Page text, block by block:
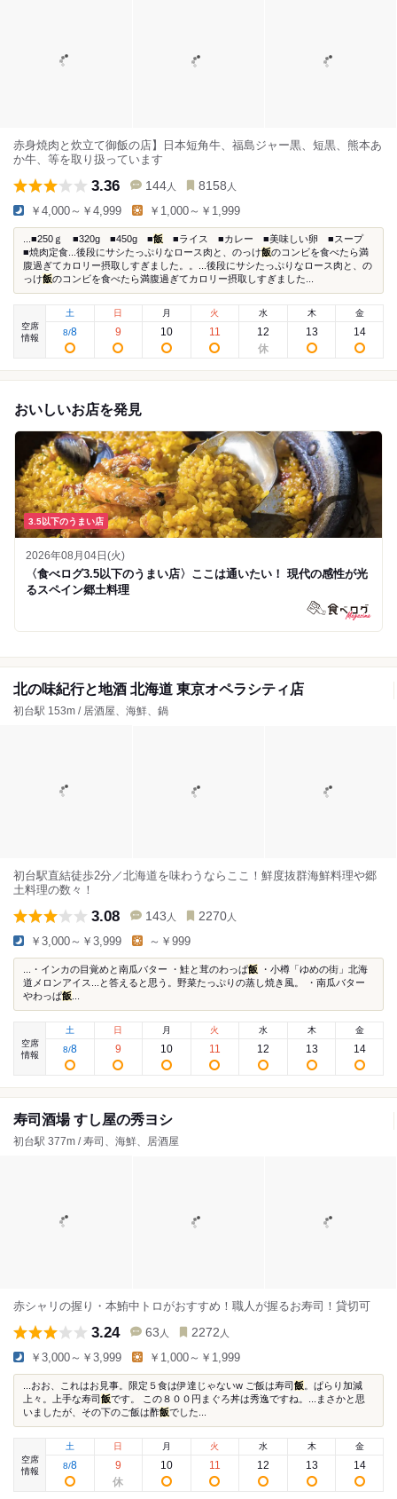
赤身焼肉と炊立て御飯の店】日本短角牛、福島ジャー黒、短黒、熊本あ
か牛、等を取り扱っています
3.36 144 人 8158 人
￥4,000～￥4,999 ￥1,000～￥1,999
...■250ｇ ■320g ■450g ■飯 ■ライス ■カレー ■美味しい卵 ■スープ
■焼肉定食...後段にサシたっぷりなロース肉と、のっけ飯のコンビを食べたら満
腹過ぎてカロリー摂取しすぎました。。...後段にサシたっぷりなロース肉と、の
っけ飯のコンビを食べたら満腹過ぎてカロリー摂取しすぎました...
空席
情報
土
8/8
日
9
月
10
火
11
水
12
木
13
金
14
おいしいお店を発見
3.5以下のうまい店
2026年08月04日(火)
〈食べログ3.5以下のうまい店〉ここは通いたい！ 現代の感性が光
るスペイン郷土料理
北の味紀行と地酒 北海道 東京オペラシティ店
初台駅 153m / 居酒屋、海鮮、鍋
初台駅直結徒歩2分／北海道を味わうならここ！鮮度抜群海鮮料理や郷
土料理の数々！
3.08 143 人 2270 人
￥3,000～￥3,999 ～￥999
...・インカの目覚めと南瓜バター ・鮭と茸のわっぱ飯 ・小樽「ゆめの街」北海
道メロンアイス...と答えると思う。野菜たっぷりの蒸し焼き風。 ・南瓜バター
やわっぱ飯
空席
情報
土
8/8
日
9
月
10
火
11
水
12
木
13
金
14
寿司酒場 すし屋の秀ヨシ
初台駅 377m / 寿司、海鮮、居酒屋
赤シャリの握り・本鮪中トロがおすすめ！職人が握るお寿司！貸切可
3.24 63 人 2272 人
￥3,000～￥3,999 ￥1,000～￥1,999
...おお、これはお見事。限定５食は伊達じゃないw ご飯は寿司 飯 。ぱらり加減
上々。上手な寿司 飯です。 この８００円まぐろ丼は秀逸ですね。...まさかと思
いましたが、その下のご飯は酢飯でした...
空席
情報
土
8/8
日
9
月
10
火
11
水
12
木
13
金
14